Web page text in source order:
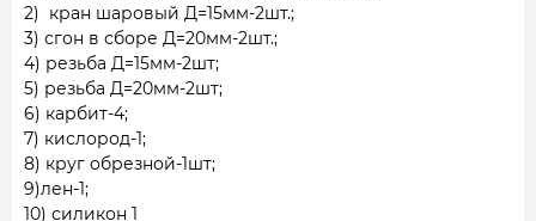
2) кран шаровый Д=15мм-2шт.;
3) сгон в сборе Д=20мм-2шт.;
4) резьба Д=15мм-2шт;
5) резьба Д=20мм-2шт;
6) карбит-4;
7) кислород-1;
8) круг обрезной-1шт;
9)лен-1;
10) силикон 1